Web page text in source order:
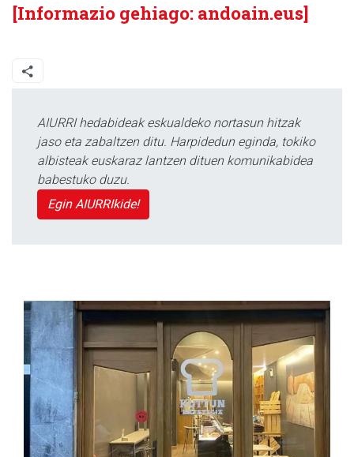
[Informazio gehiago: andoain.eus]
AIURRI hedabideak eskualdeko nortasun hitzak
jaso eta zabaltzen ditu. Harpidedun eginda, tokiko
albisteak euskaraz lantzen dituen komunikabidea
babestuko duzu.
Egin AIURRIkide!